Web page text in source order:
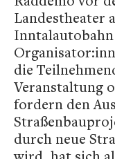
Landestheater
die
Veranstaltung
fordern den
durch neue